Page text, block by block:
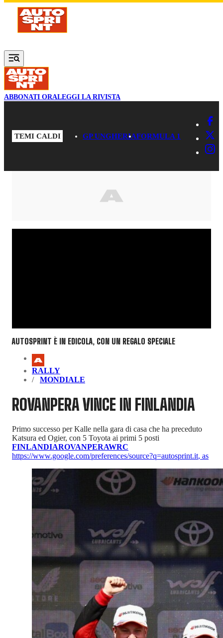
Vai al contenuto principale
ABBONATI ORALEGGI LA RIVISTA
TEMI CALDI GP UNGHERIAFORMULA 1
AUTOSPRINT È IN EDICOLA, CON UN REGALO SPECIALE
RALLY
MONDIALE
ROVANPERA VINCE IN FINLANDIA
Primo successo per Kalle nella gara di casa che ha preceduto
Katsura ed Ogier, con 5 Toyota ai primi 5 posti
FINLANDIAROVANPERAWRC
https://www.google.com/preferences/source?q=autosprint.it, as